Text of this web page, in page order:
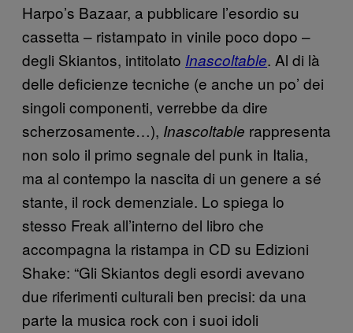
Harpo’s Bazaar, a pubblicare l’esordio su
cassetta – ristampato in vinile poco dopo –
degli Skiantos, intitolato Inascoltable. Al di là
delle deficienze tecniche (e anche un po’ dei
singoli componenti, verrebbe da dire
scherzosamente…), Inascoltable rappresenta
non solo il primo segnale del punk in Italia,
ma al contempo la nascita di un genere a sé
stante, il rock demenziale. Lo spiega lo
stesso Freak all’interno del libro che
accompagna la ristampa in CD su Edizioni
Shake: “Gli Skiantos degli esordi avevano
due riferimenti culturali ben precisi: da una
parte la musica rock con i suoi idoli